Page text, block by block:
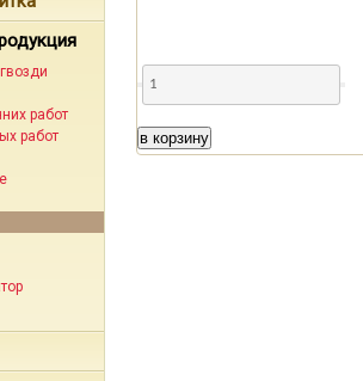
работ
работ
в корзину